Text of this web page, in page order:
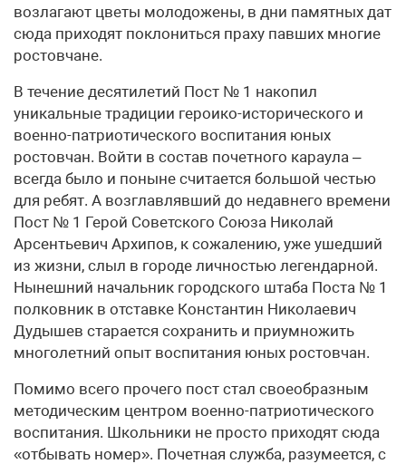
возлагают цветы молодожены, в дни памятных дат
сюда приходят поклониться праху павших многие
ростовчане.
В течение десятилетий Пост № 1 накопил
уникальные традиции героико-исторического и
военно-патриотического воспитания юных
ростовчан. Войти в состав почетного караула –
всегда было и поныне считается большой честью
для ребят. А возглавлявший до недавнего времени
Пост № 1 Герой Советского Союза Николай
Арсентьевич Архипов, к сожалению, уже ушедший
из жизни, слыл в городе личностью легендарной.
Нынешний начальник городского штаба Поста № 1
полковник в отставке Константин Николаевич
Дудышев старается сохранить и приумножить
многолетний опыт воспитания юных ростовчан.
Помимо всего прочего пост стал своеобразным
методическим центром военно-патриотического
воспитания. Школьники не просто приходят сюда
«отбывать номер». Почетная служба, разумеется, с